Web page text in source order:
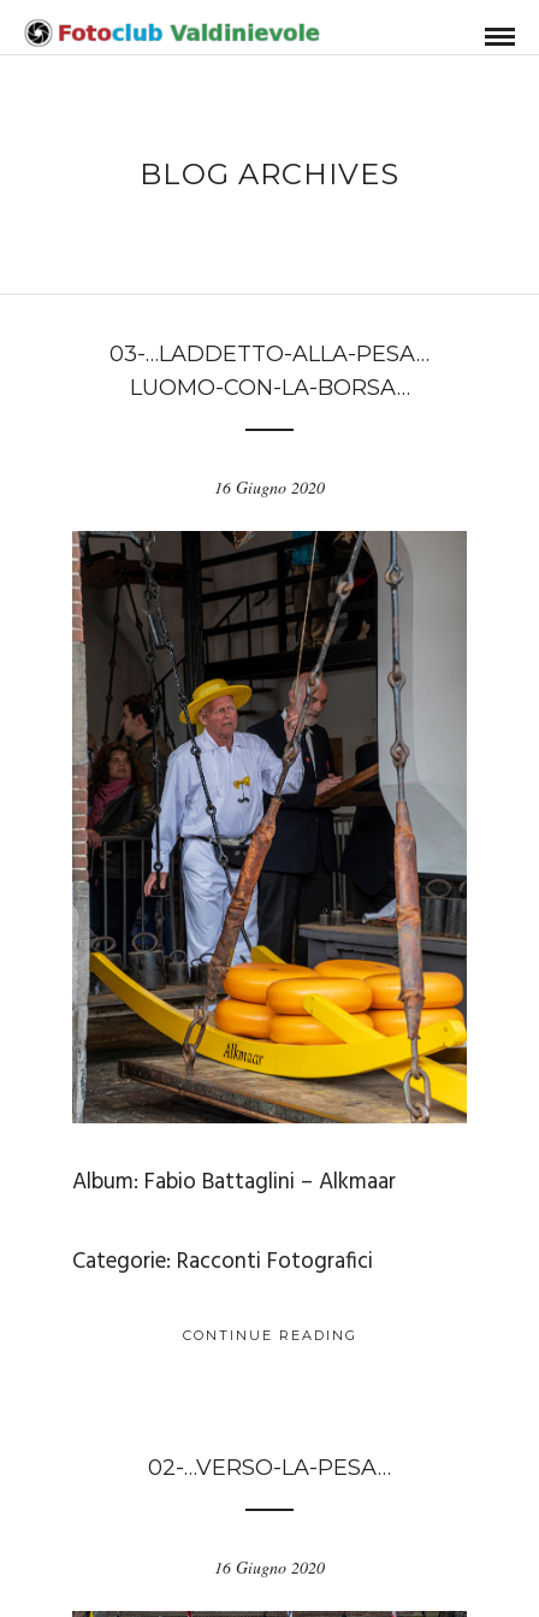
BLOG ARCHIVES
03-…LADDETTO-ALLA-PESA…
LUOMO-CON-LA-BORSA…
16 Giugno 2020
Album: Fabio Battaglini – Alkmaar
Categorie: Racconti Fotografici
CONTINUE READING
02-…VERSO-LA-PESA…
16 Giugno 2020